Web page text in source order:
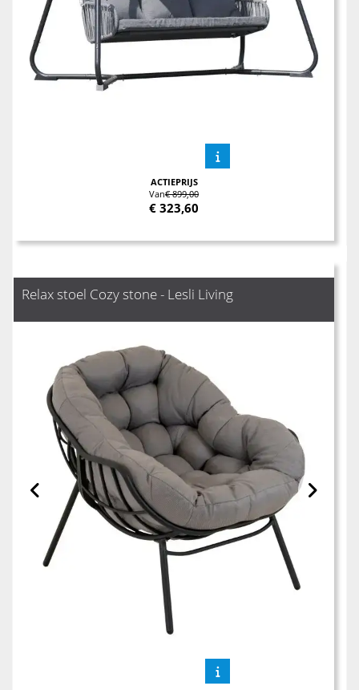
ACTIEPRIJS
Van€ 899,00
€ 323,60
Relax stoel Cozy stone - Lesli Living